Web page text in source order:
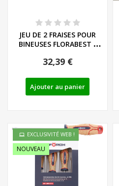
JEU DE 2 FRAISES POUR
BINEUSES FLORABEST -
32,39 €
Ajouter au panier
EXCLUSIVITÉ WEB !
NOUVEAU